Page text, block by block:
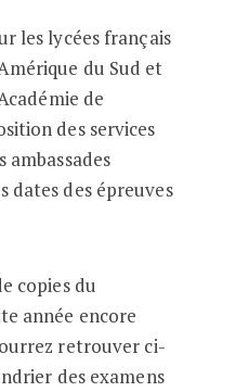
les lycées français
du Sud et
de
des services
ambassades
dates des épreuves
copies du
année encore
retrouver ci-
des examens